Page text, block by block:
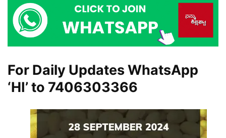
For Daily Updates WhatsApp
‘HI’ to 7406303366